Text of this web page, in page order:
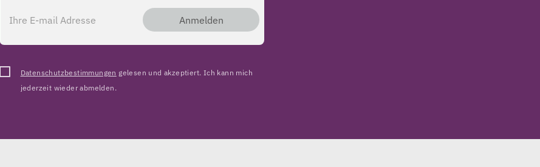
Anmelden
Datenschutzbestimmungen gelesen und akzeptiert. Ich kann mich
jederzeit wieder abmelden.